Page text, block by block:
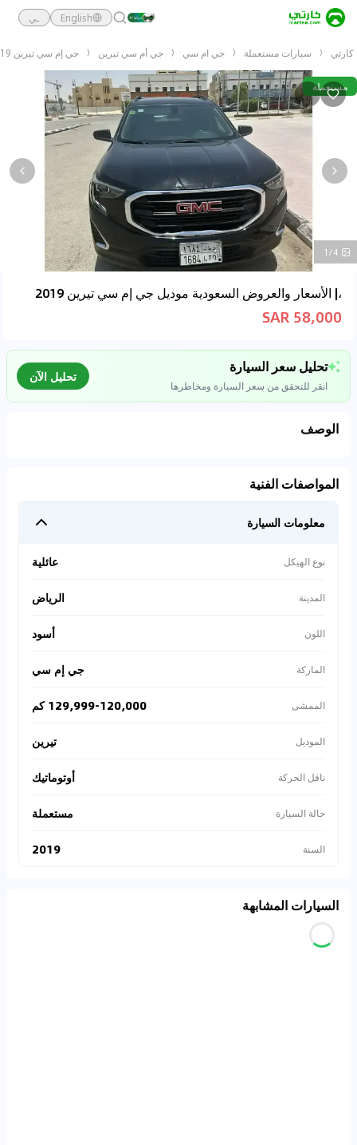
English ـي
كارتي سيارات مستعملة جي ام سي جي أم سي تيرين جي إم سي تيرين 2019
مستعملة
1/4
،| الأسعار والعروض السعودية موديل جي إم سي تيرين 2019
58,000 SAR
تحليل سعر السيارة
انقر للتحقق من سعر السيارة ومخاطرها
تحليل الآن
الوصف
المواصفات الفنية
معلومات السيارة
نوع الهيكل عائلية
المدينة الرياض
اللون أسود
الماركة جي إم سي
الممشى 129,999-120,000 كم
الموديل تيرين
ناقل الحركة أوتوماتيك
حالة السيارة مستعملة
السنة 2019
السيارات المشابهة